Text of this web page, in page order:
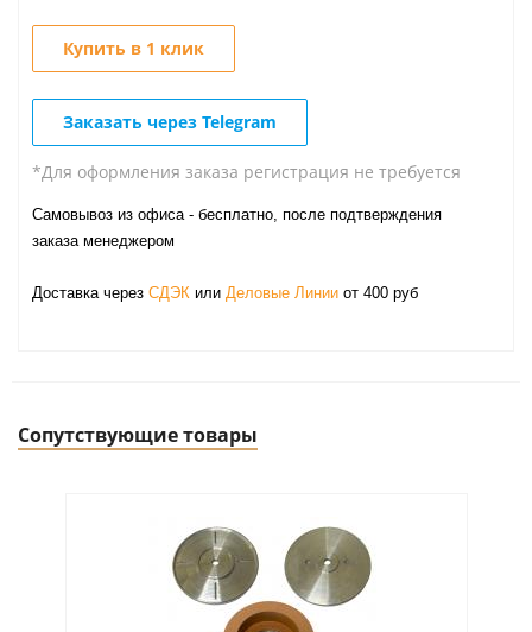
Купить в 1 клик
Заказать через Telegram
*Для оформления заказа регистрация не требуется
Самовывоз из офиса - бесплатно, после подтверждения
заказа менеджером
Доставка через СДЭК или Деловые Линии от 400 руб
Сопутствующие товары